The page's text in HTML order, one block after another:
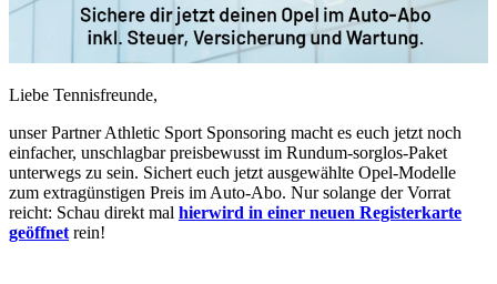
Liebe Tennisfreunde,
unser Partner Athletic Sport Sponsoring macht es euch jetzt noch
einfacher, unschlagbar preisbewusst im Rundum-sorglos-Paket
unterwegs zu sein. Sichert euch jetzt ausgewählte Opel-Modelle
zum extragünstigen Preis im Auto-Abo. Nur solange der Vorrat
reicht: Schau direkt mal hierwird in einer neuen Registerkarte
geöffnet rein!